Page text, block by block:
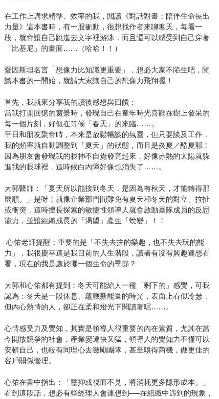
在工作上講求精準、效率的我，閱讀《對話對畫：陪伴生命長出
力量》這本書時，有一股衝動，很想找作者來聊聊天，每看一
段，就會讓自己跳進去文字裡游泳，而且還可以感受到自己穿著
「比基尼」的畫面……（哈哈！！）
愛因斯坦名言「想像力比知識更重要」，想必大家不陌生吧，閱
讀本書的一開始，就請大家讓自己的想像力飛翔喔！
首先，我就來分享我的讀後感想與回饋：
當我打開回憶的窗景時，發現自己在童年時光喜歡在樹上發呆的
每一個片刻，好似在等候「春天」的來臨……。
平日和朋友聚會時，本來是放鬆暢談的氛圍，但只要談及工作，
我的頻率就自動調整到「夏天」的狀態，而且是炎夏／酷夏耶！
因為朋友會發現我的眼神不自覺發亮起來，好像赤熱的太陽就躲
進我的眼球裡，這時候白內障好像也消失了……。
大郭醫師：「夏天所以能接到冬天，是因為有秋天，才能轉得那
麼順。」是呀！就像企業部門間難免有夏天和冬天的對立、拉扯
或衝突，這時擅長探索的敏捷性領導人就會啟動團隊成員的反思
能力，並讓組織成長的「渴望」產生「蛻變」！！
心佑老師提醒：重要的是「不失去拚的樂趣，也不失去玩的能
力」，我很慶幸這是我目前的人生階段，讀者有沒有興趣連想看
看，現在的我是處於哪一個生命的季節？
大郭和心佑都有提到：冬天可能給人一種「剩下的」感覺，可我
認為：冬天是一段休息、蘊藏新能量的時光，表面上看似冷瑟，
但內心熱情的人，卻正在柔和燈光下閱讀著呢……。
心情感受力及覺知，其實是領導人很重要的內在素質，尤其在當
今開放競爭的社會，產業變遷快又猛，領導人的覺知力不僅可以
安頓自己，也較有同理心去激勵團隊，甚至嗅得商機，做更佳的
客戶關係管理。
心佑在書中指出：「壓抑或視而不見，將消耗更多隱形成本。」
看到這段話，想必有些經理人會連想到──在組織中遇到的現象，